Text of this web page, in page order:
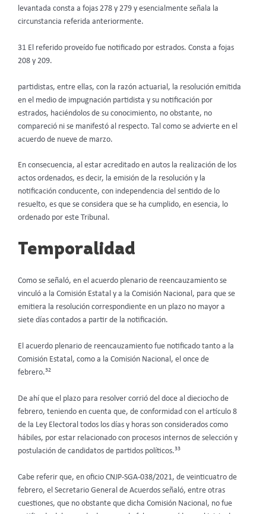
levantada consta a fojas 278 y 279 y esencialmente señala la
circunstancia referida anteriormente.
31 El referido proveído fue notificado por estrados. Consta a fojas
208 y 209.
partidistas, entre ellas, con la razón actuarial, la resolución emitida
en el medio de impugnación partidista y su notificación por
estrados, haciéndolos de su conocimiento, no obstante, no
compareció ni se manifestó al respecto. Tal como se advierte en el
acuerdo de nueve de marzo.
En consecuencia, al estar acreditado en autos la realización de los
actos ordenados, es decir, la emisión de la resolución y la
notificación conducente, con independencia del sentido de lo
resuelto, es que se considera que se ha cumplido, en esencia, lo
ordenado por este Tribunal.
Temporalidad
Como se señaló, en el acuerdo plenario de reencauzamiento se
vinculó a la Comisión Estatal y a la Comisión Nacional, para que se
emitiera la resolución correspondiente en un plazo no mayor a
siete días contados a partir de la notificación.
El acuerdo plenario de reencauzamiento fue notificado tanto a la
Comisión Estatal, como a la Comisión Nacional, el once de
febrero.32
De ahí que el plazo para resolver corrió del doce al dieciocho de
febrero, teniendo en cuenta que, de conformidad con el artículo 8
de la Ley Electoral todos los días y horas son considerados como
hábiles, por estar relacionado con procesos internos de selección y
postulación de candidatos de partidos políticos.33
Cabe referir que, en oficio CNJP-SGA-038/2021, de veinticuatro de
febrero, el Secretario General de Acuerdos señaló, entre otras
cuestiones, que no obstante que dicha Comisión Nacional, no fue